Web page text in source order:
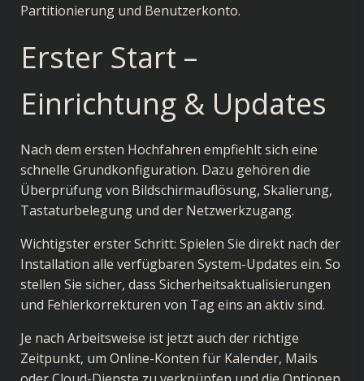
Partitionierung und Benutzerkonto.
Erster Start –
Einrichtung & Updates
Nach dem ersten Hochfahren empfiehlt sich eine
schnelle Grundkonfiguration. Dazu gehören die
Überprüfung von Bildschirmauflösung, Skalierung,
Tastaturbelegung und der Netzwerkzugang.
Wichtigster erster Schritt: Spielen Sie direkt nach der
Installation alle verfügbaren System-Updates ein. So
stellen Sie sicher, dass Sicherheitsaktualisierungen
und Fehlerkorrekturen von Tag eins an aktiv sind.
Je nach Arbeitsweise ist jetzt auch der richtige
Zeitpunkt, um Online-Konten für Kalender, Mails